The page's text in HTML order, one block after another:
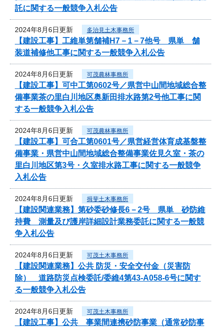
託に関する一般競争入札公告
2024年8月6日更新 多治見土木事務所
【建設工事】工維単第舗補H7－1－7他号 県単 舗
装道補修他工事に関する一般競争入札公告
2024年8月6日更新 可茂農林事務所
【建設工事】可中工第0602号／県営中山間地域総合整
備事業茶の里白川地区奥新田排水路第2号他工事に関
する一般競争入札公告
2024年8月6日更新 可茂農林事務所
【建設工事】可合工第0601号／県営経営体育成基盤整
備事業・県営中山間地域総合整備事業佐見久室・茶の
里白川地区第3号・久室排水路工事に関する一般競争
入札公告
2024年8月6日更新 揖斐土木事務所
【建設関連業務】第砂委砂修長6－2号 県単 砂防維
持費 測量及び護岸詳細設計業務委託に関する一般競
争入札公告
2024年8月6日更新 可茂土木事務所
【建設関連業務】公共 防災・安全交付金（災害防
除） 道路防災点検委託/委維4第43-A058-6号に関す
る一般競争入札公告
2024年8月6日更新 可茂土木事務所
【建設工事】公共 事業間連携砂防事業（通常砂防事